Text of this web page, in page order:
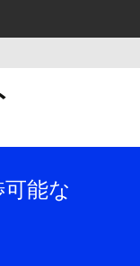
能な